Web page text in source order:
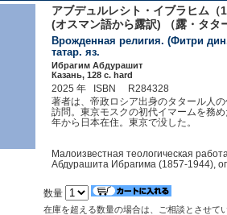
アブデュルレシト・イブラヒム
(オスマン語から露訳) （露・タタ
Врожденная религия. (Фитри
татар. яз.
Ибрагим Абдурашит
Казань, 128 c. hard
2025 年 ISBN R284328
著者は、帝政ロシア出身のタタール人
訪問。東京モスクの初代イマームを務
年から日本在住。東京で没した。
Малоизвестная теологическая
Абдурашита Ибрагима (1857-1944),
数量
在庫を超える数量の場合は、ご相談とさせて